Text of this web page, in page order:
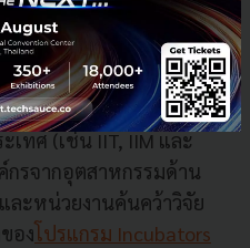
ทางรัฐบาลได้จัดตั้ง
องอีกด้วย โดยจับมือกับ
เทศ (เช่น IIT, IIM และ
รจากอุตสาหกรรมด้าน
และหน่วยงานค้นคว้าวิจัย
องโปรแกรม Incubators